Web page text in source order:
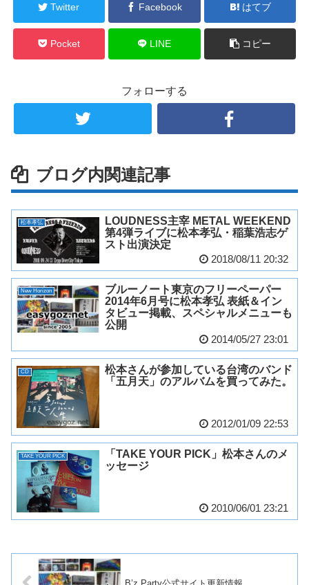
Twitter Facebook はてブ
Pocket LINE コピー
フォローする
ブログ内関連記事
松本孝弘
LOUDNESS主宰 METAL WEEKEND
第4弾ライブに松本孝弘・稲葉浩志ゲ
スト出演決定
2018/08/11 20:32
New Horizon
ブルーノート東京のフリーペーパー
2014年6月号に松本孝弘 表紙＆イン
タビュー掲載、スペシャルメニューも
公開
2014/05/27 23:01
CD
松本さんが参加している台湾のバンド
「五月天」のアルバムを買ってみた。
2012/01/09 22:53
TAKE YOUR PICK
「TAKE YOUR PICK」松本さんのメ
ッセージ
2010/06/01 23:21